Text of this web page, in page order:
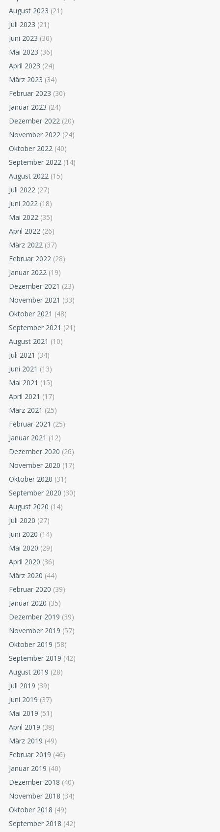
August 2023 (21)
Juli 2023 (21)
Juni 2023 (30)
Mai 2023 (36)
April 2023 (24)
März 2023 (34)
Februar 2023 (30)
Januar 2023 (24)
Dezember 2022 (20)
November 2022 (24)
Oktober 2022 (40)
September 2022 (14)
August 2022 (15)
Juli 2022 (27)
Juni 2022 (18)
Mai 2022 (35)
April 2022 (26)
März 2022 (37)
Februar 2022 (28)
Januar 2022 (19)
Dezember 2021 (23)
November 2021 (33)
Oktober 2021 (48)
September 2021 (21)
August 2021 (10)
Juli 2021 (34)
Juni 2021 (13)
Mai 2021 (15)
April 2021 (17)
März 2021 (25)
Februar 2021 (25)
Januar 2021 (12)
Dezember 2020 (26)
November 2020 (17)
Oktober 2020 (31)
September 2020 (30)
August 2020 (14)
Juli 2020 (27)
Juni 2020 (14)
Mai 2020 (29)
April 2020 (36)
März 2020 (44)
Februar 2020 (39)
Januar 2020 (35)
Dezember 2019 (39)
November 2019 (57)
Oktober 2019 (58)
September 2019 (42)
August 2019 (28)
Juli 2019 (39)
Juni 2019 (37)
Mai 2019 (51)
April 2019 (38)
März 2019 (49)
Februar 2019 (46)
Januar 2019 (40)
Dezember 2018 (40)
November 2018 (34)
Oktober 2018 (49)
September 2018 (42)